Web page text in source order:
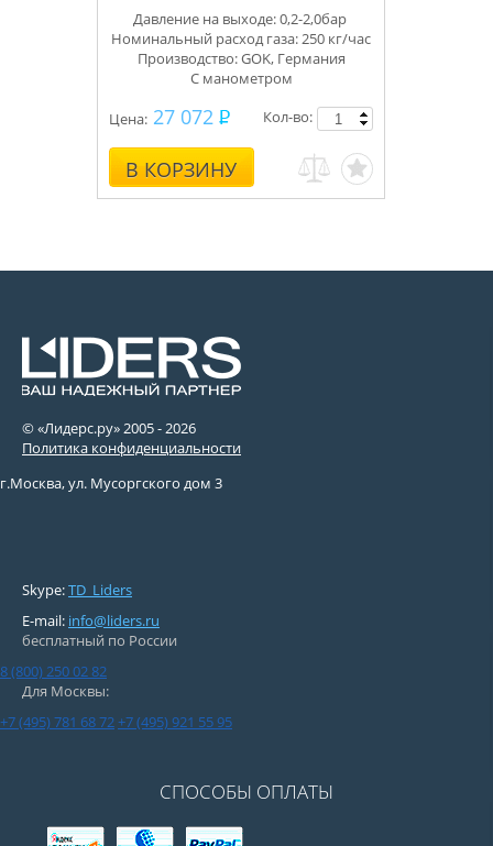
Давление на выходе: 0,2-2,0бар
Номинальный расход газа: 250 кг/час
Производство: GOK, Германия
Сманометром
Цена: 27 072
В КОРЗИНУ
Кол-во:
© «Лидерс.ру» 2005 -2026
Политика конфиденциальности
г.Москва, ул. Мусоргского дом 3
Skype:TD_Liders
E-mail: info@liders.ru
бесплатный по России
8 (800) 250 02 82
Для Москвы:
+7 (495) 781 68 72+7 (495) 921 55 95
СПОСОБЫ ОПЛАТЫ